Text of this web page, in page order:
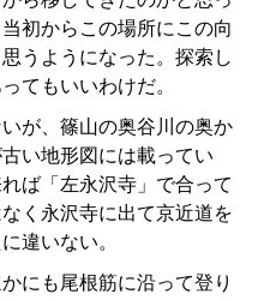
初からこの場所にこの向
うようになった。探索し
てもいいわけだ。
が、篠山の奥谷川の奥か
い地形図には載ってい
ば「左永沢寺」で合って
く永沢寺に出て京近道を
違いない。
にも尾根筋に沿って登り